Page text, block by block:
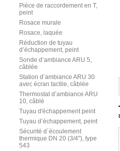
Pièce de raccordement en T,
peint
Rosace murale
Rosace, laquée
Réduction de tuyau
d’échappement, peint
Sonde d’ambiance ARU 5,
câblée
Station d’ambiance ARU 30
avec écran tactile, câblée
Thermostat d’ambiance ARU
10, câblé
Tuyau d'échappement peint
Tuyau d’échappement, peint
Sécurité d´écoulement
thermique DN 20 (3/4"), type
543